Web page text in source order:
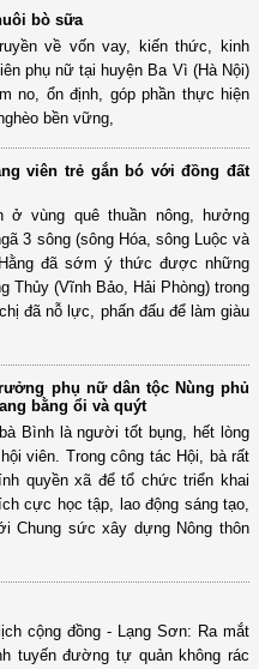
bò sữa
về vốn vay, kiến thức, kinh
phụ nữ tại huyện Ba Vì (Hà Nội)
no, ổn định, góp phần thực hiện
bền vững,
viên trẻ gắn bó với đồng đất
ở vùng quê thuần nông, hưởng
3 sông (sông Hóa, sông Luộc và
đã sớm ý thức được những
Thủy (Vĩnh Bảo, Hải Phòng) trong
đã nỗ lực, phấn đấu để làm giàu
phụ nữ dân tộc Nùng phủ
bằng ổi và quýt
Bình là người tốt bụng, hết lòng
viên. Trong công tác Hội, bà rất
quyền xã để tổ chức triển khai
cực học tập, lao động sáng tạo,
Chung sức xây dựng Nông thôn
cộng đồng - Lạng Sơn: Ra mắt
tuyến đường tự quản không rác